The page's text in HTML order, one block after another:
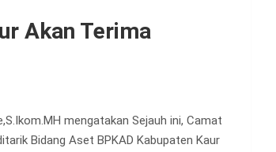
Akan Terima
mengatakan Sejauh ini, Camat
Bidang Aset BPKAD Kabupaten Kaur